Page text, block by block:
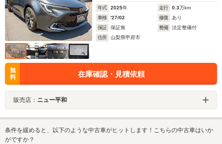
年式 2025年 走行 0.3万km
車検
'27/02 修復
あり
保証
保証無 整備
法定整備付
住所
山梨県甲府市
無
料
在庫確認・見積依頼
販売店： ニュー平和
条件を緩めると、以下のような中古車がヒットします！こちらの中古車はいか
がですか？